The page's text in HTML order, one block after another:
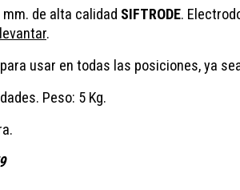
mm. de alta calidad SIFTRODE.
.
usar en todas las posiciones, ya
Peso: 5 Kg.